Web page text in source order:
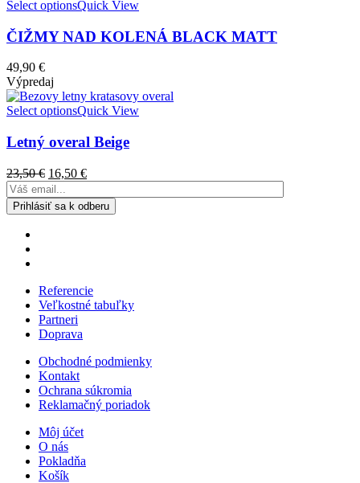
Select optionsQuick View
ČIŽMY NAD KOLENÁ BLACK MATT
49,90 €
Výpredaj
Select optionsQuick View
Letný overal Beige
23,50€ 16,50 €
Referencie
Veľkostné tabuľky
Partneri
Doprava
Obchodné podmienky
Kontakt
Ochrana súkromia
Reklamačný poriadok
Môj účet
O nás
Pokladňa
Košík